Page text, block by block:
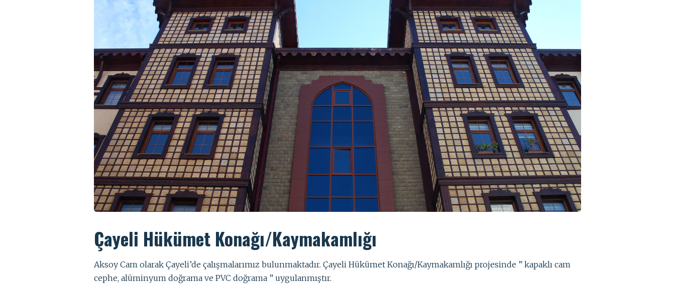
Çayeli Hükümet Konağı/Kaymakamlığı
Aksoy Cam olarak Çayeli’de çalışmalarımız bulunmaktadır. Çayeli Hükümet Konağı/Kaymakamlığı projesinde ” kapaklı cam
cephe, alüminyum doğrama ve PVC doğrama ” uygulanmıştır.